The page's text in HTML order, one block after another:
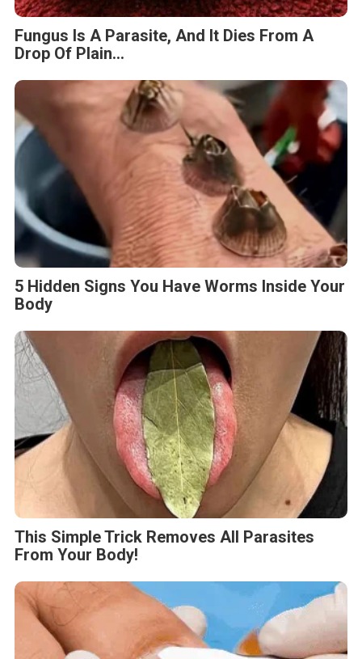
Fungus Is A Parasite, And It Dies From A
Drop Of Plain...
5 Hidden Signs You Have Worms Inside Your
Body
This Simple Trick Removes All Parasites
From Your Body!